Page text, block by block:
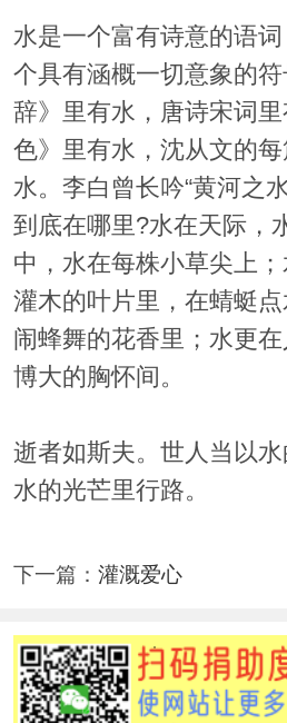
水是一个富有诗意的语
个具有涵概一切意象的
辞》里有水，唐诗宋词里
色》里有水，沈从文的
水。李白曾长吟“黄河之
到底在哪里?水在天际，
中，水在每株小草尖上
灌木的叶片里，在蜻蜓
闹蜂舞的花香里；水更
博大的胸怀间。
逝者如斯夫。世人当以
水的光芒里行路。
下一篇： 灌溉爱心